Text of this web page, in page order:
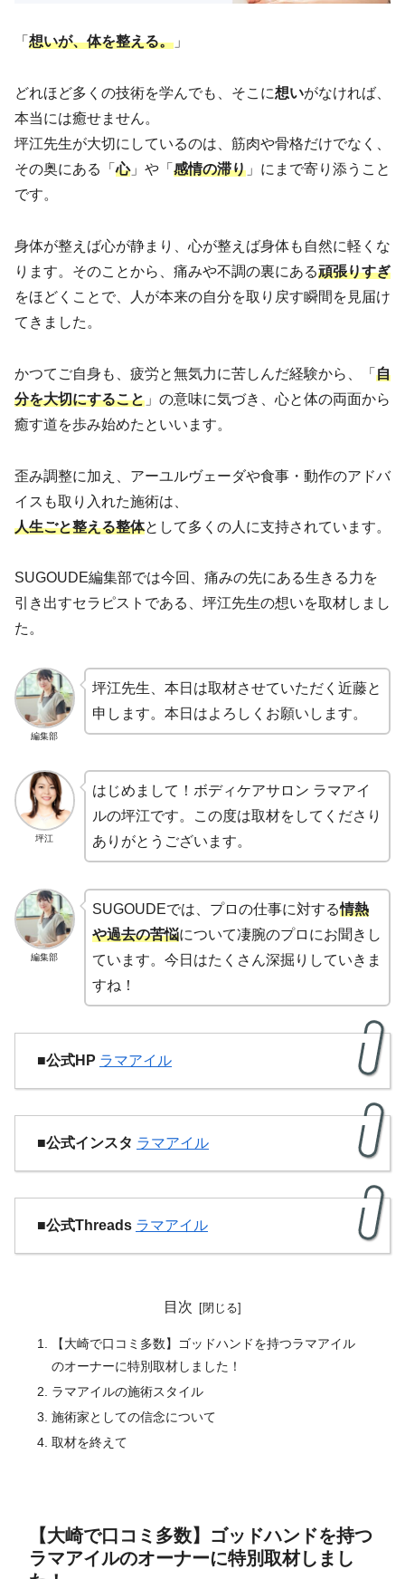
「 想いが、体を整える。 」
どれほど多くの技術を学んでも、そこに想いがなければ、
本当には癒せません。
坪江先生が大切にしているのは、筋肉や骨格だけでなく、
その奥にある「心」や「 感情の滞り 」にまで寄り添うこと
です。
身体が整えば心が静まり、心が整えば身体も自然に軽くな
ります。そのことから、痛みや不調の裏にある頑張りすぎ
をほどくことで、人が本来の自分を取り戻す瞬間を見届け
てきました。
かつてご自身も、疲労と無気力に苦しんだ経験から、「 自
分を大切にすること 」の意味に気づき、心と体の両面から
癒す道を歩み始めたといいます。
歪み調整に加え、アーユルヴェーダや食事・動作のアドバ
イスも取り入れた施術は、
人生ごと整える整体として多くの人に支持されています。
SUGOUDE編集部では今回、痛みの先にある生きる力を
引き出すセラピストである、坪江先生の想いを取材しまし
た。
編集部
坪江先生、本日は取材させていただく近藤と
申します。本日はよろしくお願いします。
坪江
はじめまして！ボディケアサロン ラマアイ
ルの坪江です。この度は取材をしてくださり
ありがとうございます。
編集部
SUGOUDEでは、プロの仕事に対する情熱
や過去の苦悩について凄腕のプロにお聞きし
ています。今日はたくさん深掘りしていきま
すね！
■公式HP ラマアイル
■公式インスタ ラマアイル
■公式Threads ラマアイル
目次
【大崎で口コミ多数】ゴッドハンドを持つラマアイル
のオーナーに特別取材しました！
ラマアイルの施術スタイル
施術家としての信念について
取材を終えて
【大崎で口コミ多数】ゴッドハンドを持つ
ラマアイルのオーナーに特別取材しまし